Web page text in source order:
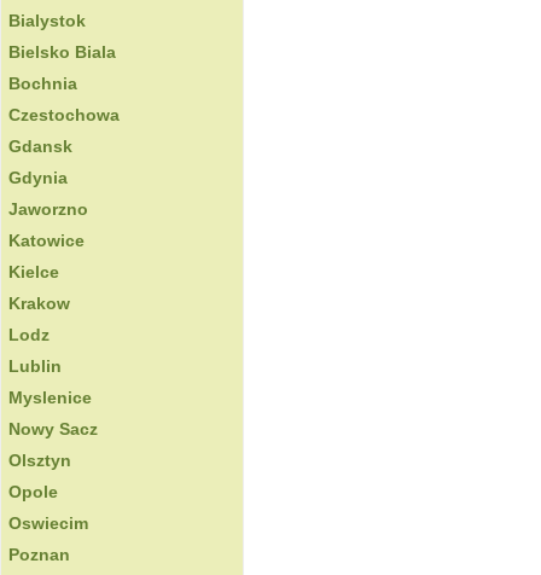
Bialystok
Bielsko Biala
Bochnia
Czestochowa
Gdansk
Gdynia
Jaworzno
Katowice
Kielce
Krakow
Lodz
Lublin
Myslenice
Nowy Sacz
Olsztyn
Opole
Oswiecim
Poznan